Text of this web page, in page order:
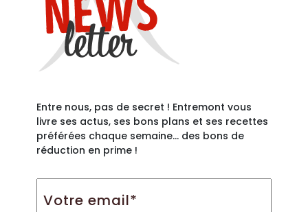
Entre nous, pas de secret ! Entremont vous
livre ses actus, ses bons plans et ses recettes
préférées chaque semaine… des bons de
réduction en prime !
email*